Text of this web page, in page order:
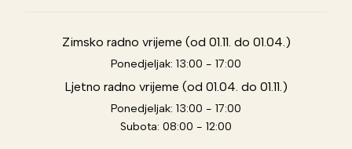
Zimsko radno vrijeme (od 01.11. do 01.04.)
Ponedjeljak: 13:00 - 17:00
Ljetno radno vrijeme (od 01.04. do 01.11.)
Ponedjeljak: 13:00 - 17:00
Subota: 08:00 - 12:00